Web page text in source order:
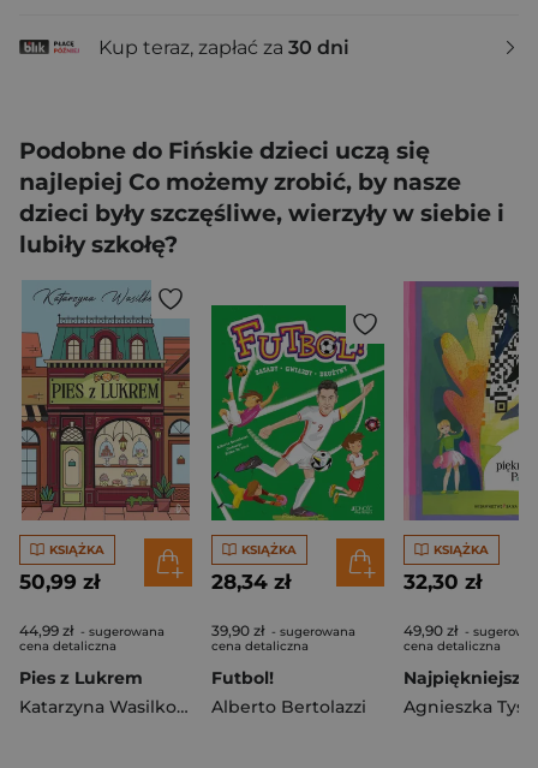
Kup teraz, zapłać za 30 dni
Podobne do Fińskie dzieci uczą się
najlepiej Co możemy zrobić, by nasze
dzieci były szczęśliwe, wierzyły w siebie i
lubiły szkołę?
KSIĄŻKA
50,99 zł
44,99 zł - sugerowana
cena detaliczna
Pies z Lukrem
Katarzyna Wasilkowska
KSIĄŻKA
28,34 zł
39,90 zł - sugerowana
cena detaliczna
Futbol!
Alberto Bertolazzi
KSIĄŻKA
32,30 zł
49,90 zł -
cena detaliczna
Agnieszka